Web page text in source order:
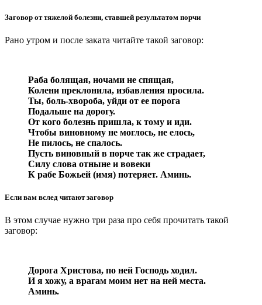
Заговор от тяжелой болезни, ставшей результатом порчи
Рано утром и после заката читайте такой заговор:
Раба болящая, ночами не спящая,
Колени преклонила, избавления просила.
Ты, боль-хвороба, уйди от ее порога
Подальше на дорогу.
От кого болезнь пришла, к тому и иди.
Чтобы виновному не моглось, не елось,
Не пилось, не спалось.
Пусть виновный в порче так же страдает,
Силу слова отныне и вовеки
К рабе Божьей (имя) потеряет. Аминь.
Если вам вслед читают заговор
В этом случае нужно три раза про себя прочитать такой
заговор:
Дорога Христова, по ней Господь ходил.
И я хожу, а врагам моим нет на ней места.
Аминь.